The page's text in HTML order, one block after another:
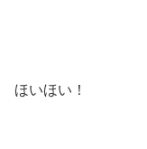
ほいほい！